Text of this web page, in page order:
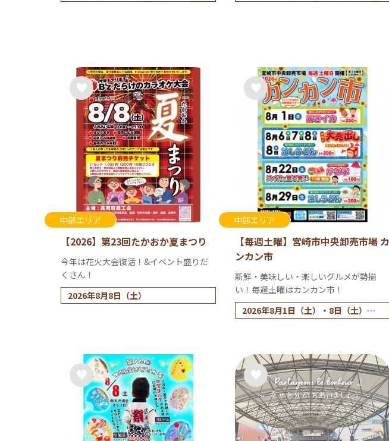
中部エリア
【2026】第23回たかおか夏まつり
今年は花火大会復活！&イベント盛りだ
くさん！
2026年8月8日（土）
中部エリア
【毎週土曜】宮崎市中央卸売市場 カ
ンカン市
新鮮・美味しい・楽しいグルメが勢揃
い！毎週土曜はカンカン市！
2026年8月1日（土）・8日（土）・2
カンカン市もお休みして、8/29日
（土）にカンカン市を行います。